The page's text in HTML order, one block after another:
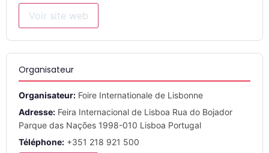
Voir site web
Organisateur
Organisateur: Foire Internationale de Lisbonne
Adresse: Feira Internacional de Lisboa Rua do Bojador
Parque das Nações 1998-010 Lisboa Portugal
Téléphone: +351 218 921 500